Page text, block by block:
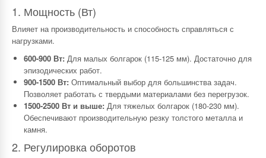
1. Мощность (Вт)
Влияет на производительность и способность справляться с
нагрузками.
600-900 Вт: Для малых болгарок (115-125 мм). Достаточно для
эпизодических работ.
900-1500 Вт: Оптимальный выбор для большинства задач.
Позволяет работать с твердыми материалами без перегрузок.
1500-2500 Вт и выше: Для тяжелых болгарок (180-230 мм).
Обеспечивают производительную резку толстого металла и
камня.
2. Регулировка оборотов